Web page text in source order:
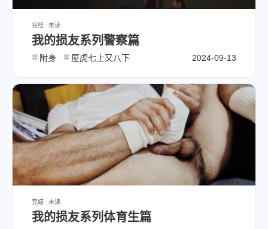
完结 未读
我的损友系列警察篇
附身 屋虎七上又八下 2024-09-13
完结 未读
我的损友系列体育生篇